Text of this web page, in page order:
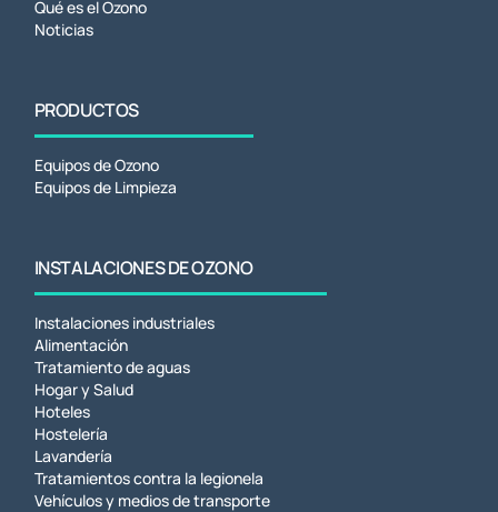
Qué es el Ozono
Noticias
PRODUCTOS
Equipos de Ozono
Equipos de Limpieza
INSTALACIONES DE OZONO
Instalaciones industriales
Alimentación
Tratamiento de aguas
Hogar y Salud
Hoteles
Hostelería
Lavandería
Tratamientos contra la legionela
Vehículos y medios de transporte